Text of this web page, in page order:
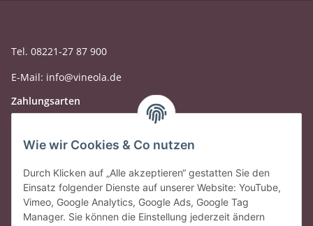
Tel. 08221-27 87 900
E-Mail: info@vineola.de
Zahlungsarten
Wie wir Cookies & Co nutzen
Durch Klicken auf „Alle akzeptieren“ gestatten Sie den
Einsatz folgender Dienste auf unserer Website: YouTube,
Vimeo, Google Analytics, Google Ads, Google Tag
Manager. Sie können die Einstellung jederzeit ändern